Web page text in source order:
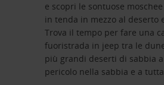
e scopri le sontuose
in tenda in mezzo al deserto
Trova il tempo per fare una
fuoristrada in jeep tra le
più grandi deserti di sabbia
pericolo nella sabbia e a